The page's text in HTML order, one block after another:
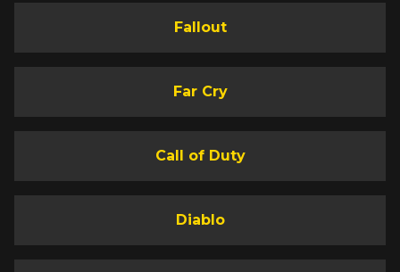
Fallout
Far Cry
Call of Duty
Diablo